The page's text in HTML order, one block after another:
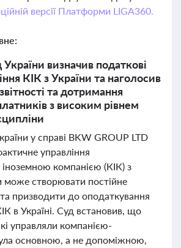
версії Платформи LIGA360.
визначив податкові
КІК з України та наголосив
та дотримання
з високим рівнем
у справі BKW GROUP LTD
управління
компанією (КІК) з
може створювати постійне
призводити до оподаткування
в Україні. Суд встановив, що
управляли компанією-
основною, а не допоміжною,